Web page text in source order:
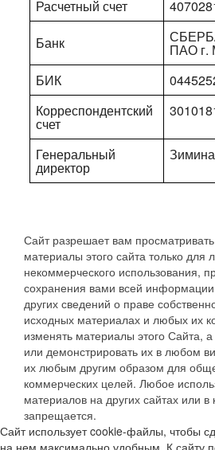
Расчетный счет
Банк
ПАО г.
БИК
Корреспондентский
счет
Генеральный
директор
Сайт разрешает вам просматривать
материалы этого сайта только для
некоммерческого использования,
сохранения вами всей
других сведений о праве
исходных материалах и любых их
изменять материалы этого Сайта,
или демонстрировать их в любом
их любым другим образом для
коммерческих целей. Любое
материалов на других сайтах или
запрещается.
Сайт использует cookie-файлы, чтобы
на нем максимально удобным. К сайту